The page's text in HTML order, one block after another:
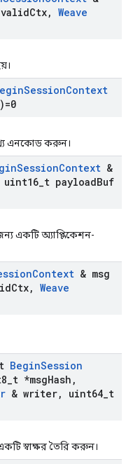
Ctx, Weave
SessionContext
এনকোড করুন।
SessionContext &
uint16 t payloadBuf
একটি অ্যাপ্লিকেশন-
Context & msg
Ctx, Weave
BeginSession
t *msgHash ,
& writer, uint64 t
স্বাক্ষর তৈরি করুন।